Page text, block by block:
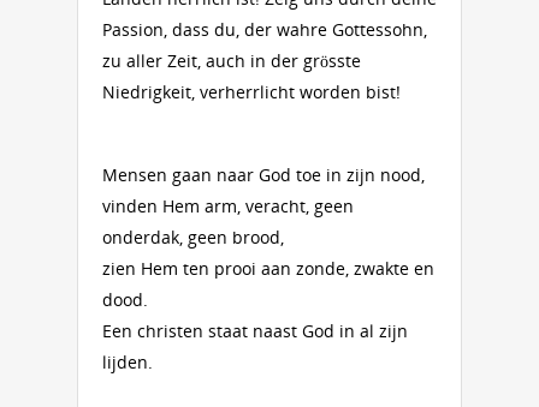
Passion, dass du, der wahre Gottessohn,
zu aller Zeit, auch in der grösste
Niedrigkeit, verherrlicht worden bist!
Mensen gaan naar God toe in zijn nood,
vinden Hem arm, veracht, geen
onderdak, geen brood,
zien Hem ten prooi aan zonde, zwakte en
dood.
Een christen staat naast God in al zijn
lijden.